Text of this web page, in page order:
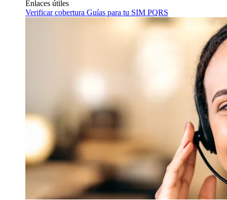
Enlaces útiles
Verificar cobertura Guías para tu SIM PQRS